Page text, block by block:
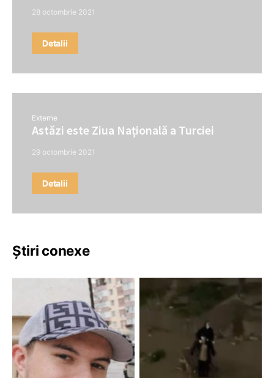
28 octombrie 2021
Detalii
Externe
Astăzi este Ziua Națională a Turciei
29 octombrie 2021
Detalii
Știri conexe